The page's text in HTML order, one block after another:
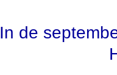
In de